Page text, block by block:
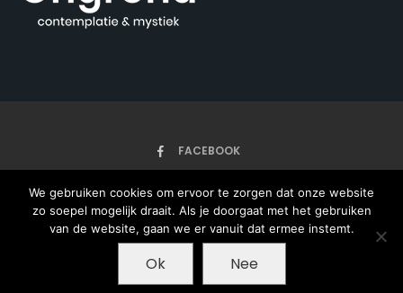
FACEBOOK
HOME ARTIKELEN ONZE AUTEURS OVER
We gebruiken cookies om ervoor te zorgen dat onze website
zo soepel mogelijk draait. Als je doorgaat met het gebruiken
van de website, gaan we er vanuit dat ermee instemt.
Ok Nee